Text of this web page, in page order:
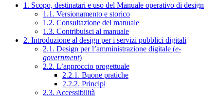
1. Scopo, destinatari e uso del Manuale operativo di design
1.1. Versionamento e storico
1.2. Consultazione del manuale
1.3. Contribuisci al manuale
2. Introduzione al design per i servizi pubblici digitali
2.1. Design per l’amministrazione digitale (e-
government)
2.2. L’approccio progettuale
2.2.1. Buone pratiche
2.2.2. Principi
2.3. Accessibilità